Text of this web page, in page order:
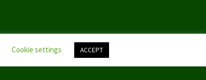
Cookie settings ACCEPT